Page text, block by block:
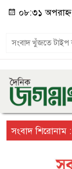
০৮:৩১
সংবাদ শিরোনাম :